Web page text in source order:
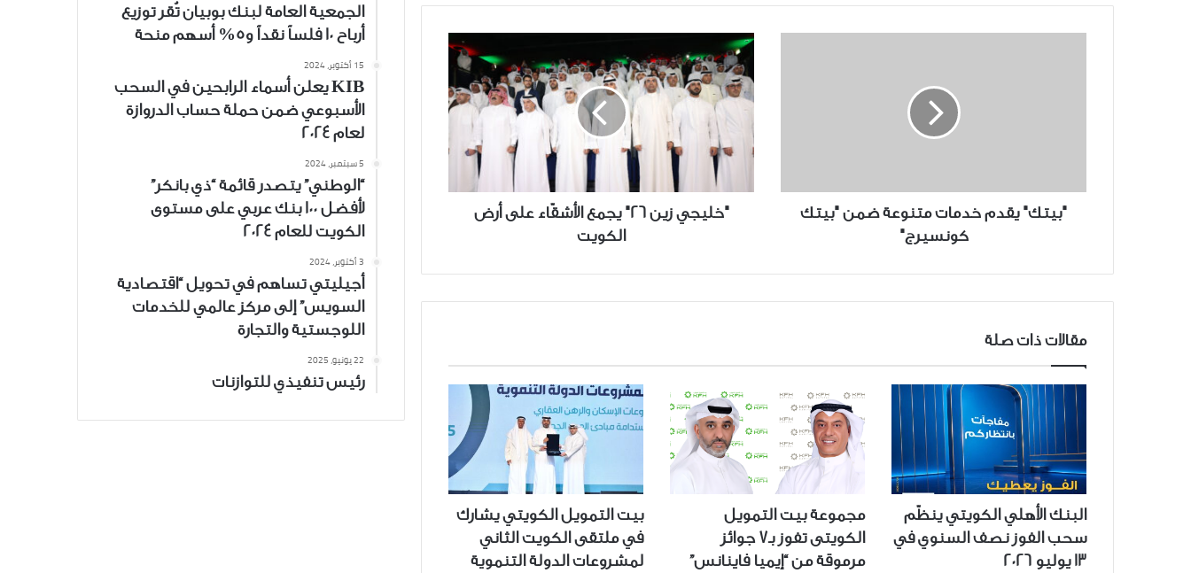
"بيتك"
"بيتك" يقدم خدمات متنوعة ضمن "بيتك
كونسيرج"
"خليجي
زين
26"
يجمع
الأشقّاء
على
أرض
الكويت
"خليجي زين 26" يجمع الأشقّاء على أرض
الكويت
مقالات ذات صلة
البنك الأهلي الكويتي ينظّم
سحب الفوز نصف السنوي في
13 يوليو 2026
مجموعة بيت التمويل
الكويتى تفوز بـ7 جوائز
مرموقة من “إيميا فاينانس”
بيت التمويل الكويتي يشارك
في ملتقى الكويت الثاني
لمشروعات الدولة التنموية
الجمعية العامة لبنك بوبيان تُقر توزيع
أرباح 10 فلساً نقداً و5% أسهم منحة
15 أكتوبر، 2024
KIB يعلن أسماء الرابحين في السحب
الأسبوعي ضمن حملة حساب الدروازة
لعام 2024
5 سبتمبر، 2024
“الوطني” يتصدر قائمة “ذي بانكر”
لأفضل 100 بنك عربي على مستوى
الكويت للعام 2024
3 أكتوبر، 2024
أجيليتي تساهم في تحويل “اقتصادية
السويس” إلى مركز عالمي للخدمات
اللوجستية والتجارة
22 يونيو، 2025
رئيس تنفيذي للتوازنات